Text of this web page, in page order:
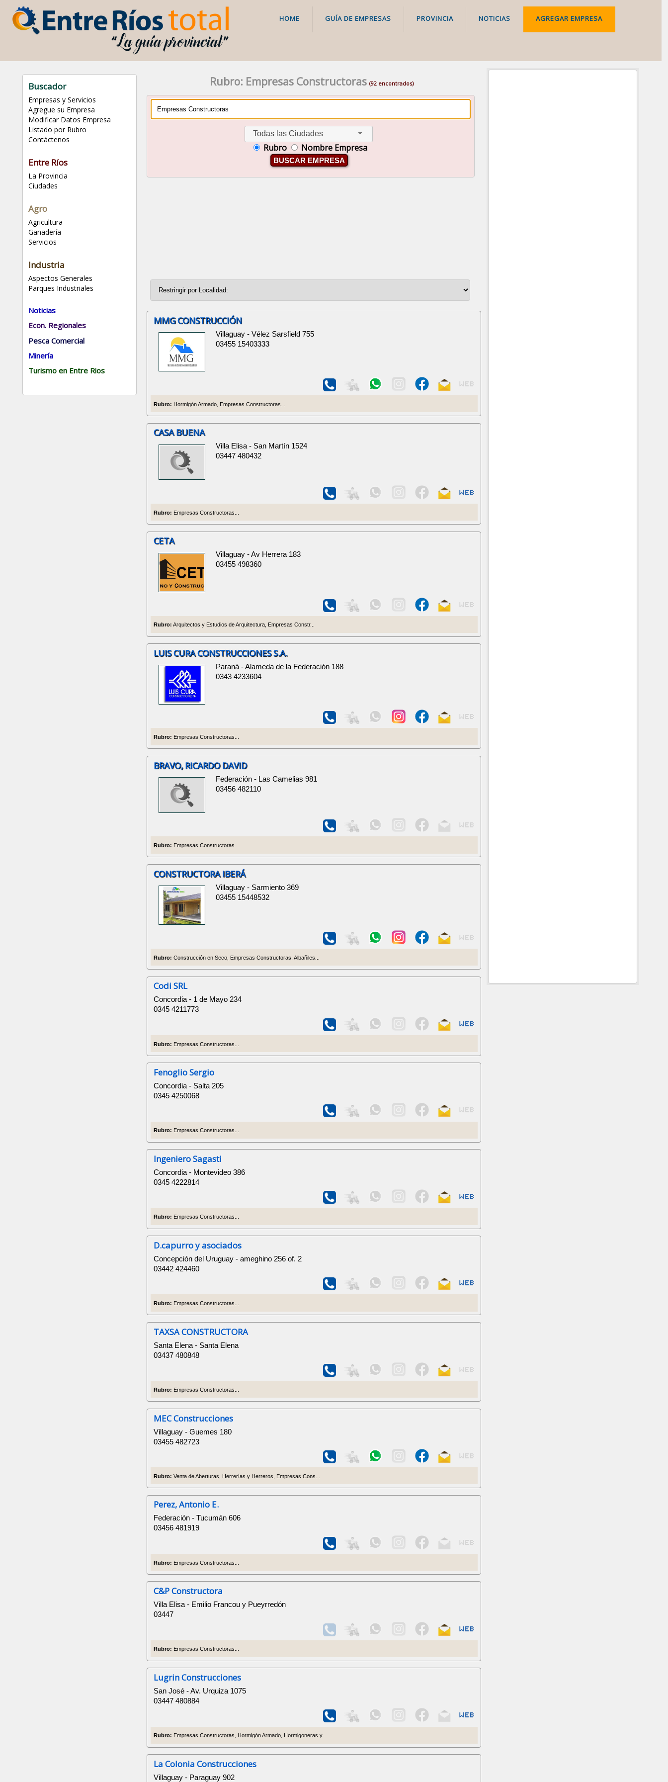
HOME GUÍA DE EMPRESAS PROVINCIA NOTICIAS AGREGAR EMPRESA
Buscador
Empresas y Servicios
Agregue su Empresa
Modificar Datos Empresa
Listado por Rubro
Contáctenos
Entre Ríos
La Provincia
Ciudades
Agro
Agricultura
Ganadería
Servicios
Industria
Aspectos Generales
Parques Industriales
Noticias
Econ. Regionales
Pesca Comercial
Minería
Turismo en Entre Rios
Rubro: Empresas Constructoras(92 encontrados)
Todas las Ciudades
Rubro Nombre Empresa
BUSCAR EMPRESA
MMG CONSTRUCCIÓN
Villaguay - Vélez Sarsfield 755
03455 15403333
Rubro: Hormigón Armado, Empresas Constructoras...
CASA BUENA
Villa Elisa - San Martín 1524
03447 480432
Rubro: Empresas Constructoras...
CETA
Villaguay - Av Herrera 183
03455 498360
Rubro: Arquitectos y Estudios de Arquitectura, Empresas Constr...
LUIS CURA CONSTRUCCIONES S.A.
Paraná - Alameda de la Federación 188
0343 4233604
Rubro: Empresas Constructoras...
BRAVO, RICARDO DAVID
Federación - Las Camelias 981
03456 482110
Rubro: Empresas Constructoras...
CONSTRUCTORA IBERÁ
Villaguay - Sarmiento 369
03455 15448532
Rubro: Construcción en Seco, Empresas Constructoras, Albañiles...
Codi SRL
Concordia - 1 de Mayo 234
0345 4211773
Rubro: Empresas Constructoras...
Fenoglio Sergio
Concordia - Salta 205
0345 4250068
Rubro: Empresas Constructoras...
Ingeniero Sagasti
Concordia - Montevideo 386
0345 4222814
Rubro: Empresas Constructoras...
D.capurro y asociados
Concepción del Uruguay - ameghino 256 of. 2
03442 424460
Rubro: Empresas Constructoras...
TAXSA CONSTRUCTORA
Santa Elena - Santa Elena
03437 480848
Rubro: Empresas Constructoras...
MEC Construcciones
Villaguay - Guemes 180
03455 482723
Rubro: Venta de Aberturas, Herrerías y Herreros, Empresas Cons...
Perez, Antonio E.
Federación - Tucumán 606
03456 481919
Rubro: Empresas Constructoras...
C&P Constructora
Villa Elisa - Emilio Francou y Pueyrredón
03447
Rubro: Empresas Constructoras...
Lugrin Construcciones
San José - Av. Urquiza 1075
03447 480884
Rubro: Empresas Constructoras, Hormigón Armado, Hormigoneras y...
La Colonia Construcciones
Villaguay - Paraguay 902